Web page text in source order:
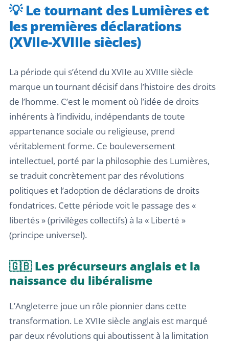
💡 Le tournant des Lumières et
les premières déclarations
(XVIIe-XVIIIe siècles)
La période qui s’étend du XVIIe au XVIIIe siècle
marque un tournant décisif dans l’histoire des droits
de l’homme. C’est le moment où l’idée de droits
inhérents à l’individu, indépendants de toute
appartenance sociale ou religieuse, prend
véritablement forme. Ce bouleversement
intellectuel, porté par la philosophie des Lumières,
se traduit concrètement par des révolutions
politiques et l’adoption de déclarations de droits
fondatrices. Cette période voit le passage des «
libertés » (privilèges collectifs) à la « Liberté »
(principe universel).
🇬🇧 Les précurseurs anglais et la
naissance du libéralisme
L’Angleterre joue un rôle pionnier dans cette
transformation. Le XVIIe siècle anglais est marqué
par deux révolutions qui aboutissent à la limitation